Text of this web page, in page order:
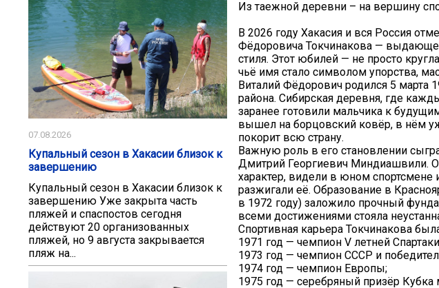
07.08.2026
Купальный сезон в Хакасии близок к
завершению
Купальный сезон в Хакасии близок к
завершению Уже закрыта часть
пляжей и спаспостов сегодня
действуют 20 организованных
пляжей, но 9 августа закрывается
пляж на...
Из таежной деревни – на вершину
В 2026 году Хакасия и вся Россия
Фёдоровича Токчинакова —
стиля. Этот юбилей — не просто
чьё имя стало символом упорства,
Виталий Фёдорович родился 5 марта
района. Сибирская деревня, где
заранее готовили мальчика к
вышел на борцовский ковёр, в нём
покорит всю страну.
Важную роль в его становлении
Дмитрий Георгиевич Миндиашвили.
характер, видели в юном
разжигали её. Образование в
в 1972 году) заложило прочный
всеми достижениями стояла
Спортивная карьера Токчинакова
1971 год — чемпион V летней
1973 год — чемпион СССР и
1974 год — чемпион Европы;
1975 год — серебряный призёр Кубка